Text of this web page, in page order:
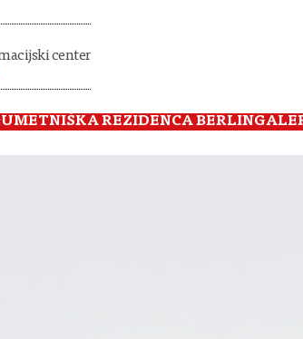
center
UMETNIŠKA REZIDENCA BERLIN